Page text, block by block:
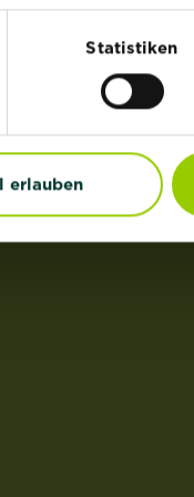
Statistiken
erlauben
®